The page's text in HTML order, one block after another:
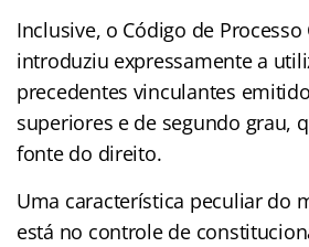
Inclusive, o Código de Processo
introduziu expressamente a
precedentes vinculantes
superiores e de segundo grau,
fonte do direito.
Uma característica peculiar do
está no controle de